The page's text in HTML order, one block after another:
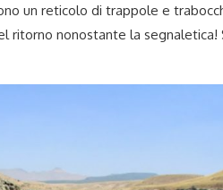
un reticolo di trappole e
ritorno nonostante la segnaletica!